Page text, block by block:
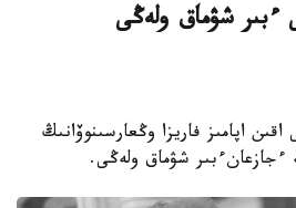
ءبىر شۋماق ولەڭى
اقىن اپامىز فاريزا وڭعارسىنوۆانىڭ
ءجازعانءبىر شۋماق ولەڭى.